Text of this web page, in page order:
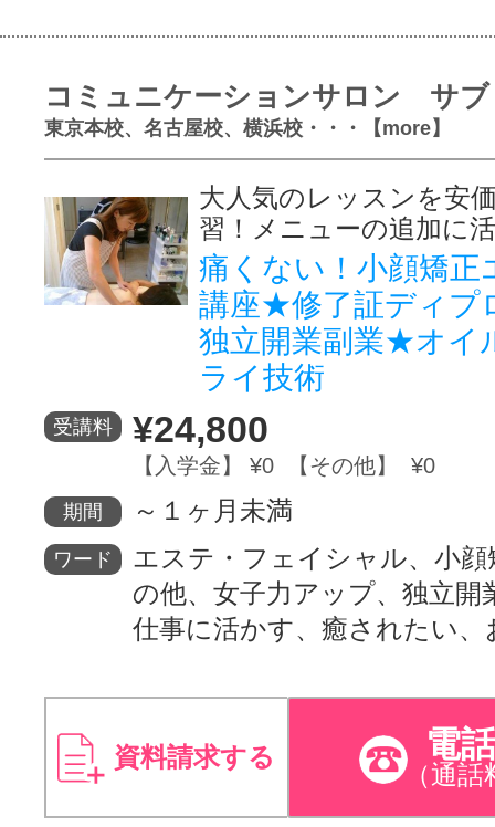
コミュニケーションサロン サブ
東京本校、名古屋校、横浜校・・・【more】
大人気のレッスンを安
習！メニューの追加に
痛くない！小顔矯正
講座★修了証ディプ
独立開業副業★オイ
ライ技術
受講料 ¥24,800
【入学金】 ¥0 【その他】 ¥0
期間 ～１ヶ月未満
ワード
エステ・フェイシャル、小顔
の他、女子力アップ、独立開
仕事に活かす、癒されたい
資料請求する 電
（通話